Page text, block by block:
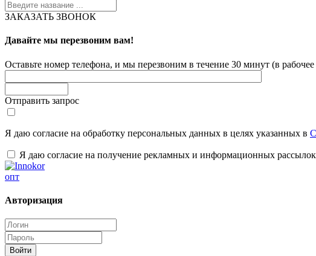
ЗАКАЗАТЬ ЗВОНОК
Давайте мы перезвоним вам!
Оставьте номер телефона, и мы перезвоним в течение 30 минут (в рабочее
Отправить запрос
Я даю согласие на обработку персональных данных в целях указанных в
Я даю согласие на получение рекламных и информационных
опт
Авторизация